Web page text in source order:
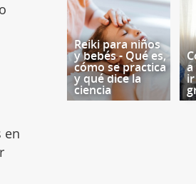
en
Reiki para niños
y bebés - Qué es,
cómo se practica
y qué dice la
ciencia
a
ir